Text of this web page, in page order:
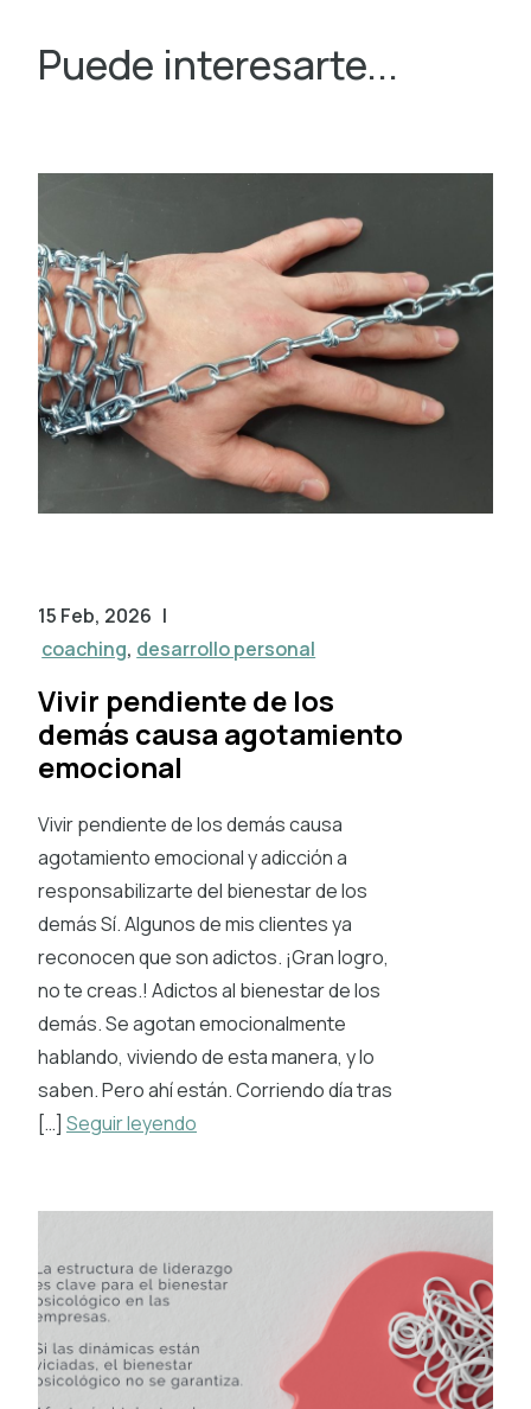
Puede interesarte...
15 Feb, 2026 |
coaching, desarrollo personal
Vivir pendiente de los
demás causa agotamiento
emocional
Vivir pendiente de los demás causa
agotamiento emocional y adicción a
responsabilizarte del bienestar de los
demás Sí. Algunos de mis clientes ya
reconocen que son adictos. ¡Gran logro,
no te creas.! Adictos al bienestar de los
demás. Se agotan emocionalmente
hablando, viviendo de esta manera, y lo
saben. Pero ahí están. Corriendo día tras
[…] Seguir leyendo